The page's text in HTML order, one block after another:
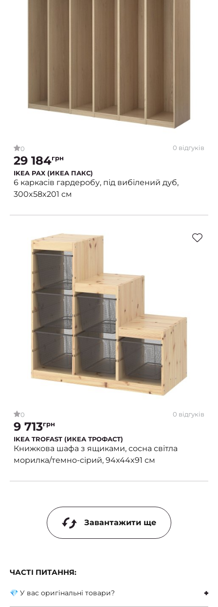
0 0 відгуків
29 184грн
IKEA PAX (ИКЕА ПАКС)
6 каркасів гардеробу, під вибілений дуб,
300x58x201 см
0 0 відгуків
9 713грн
IKEA TROFAST (ИКЕА ТРОФАСТ)
Книжкова шафа з ящиками, сосна світла
морилка/темно-сірий, 94x44x91 см
Завантажити ще
ЧАСТІ ПИТАННЯ:
💎 У вас оригінальні товари?